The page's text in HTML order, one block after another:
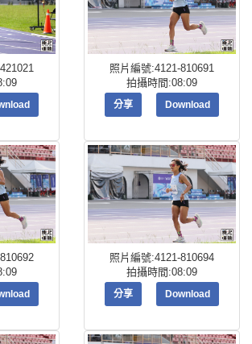
照片編號:4121-810691
拍攝時間:08:09
分享 Download
照片編號:4121-810694
拍攝時間:08:09
分享 Download